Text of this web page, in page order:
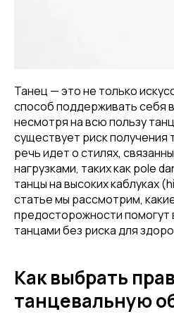
Танец — это не только
способ поддерживать себя
несмотря на всю пользу
существует риск получения
речь идет о стилях,
нагрузками, таких как pole
танцы на высоких каблуках
статье мы рассмотрим,
предосторожности помогут
танцами без риска для
Как выбрать
танцевальную